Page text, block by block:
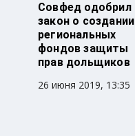
Совфед одобрил
закон о создании
региональных
фондов защиты
прав дольщиков
26 июня 2019, 13:35